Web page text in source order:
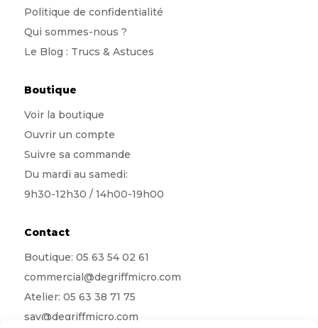
Politique de confidentialité
Qui sommes-nous ?
Le Blog : Trucs & Astuces
Boutique
Voir la boutique
Ouvrir un compte
Suivre sa commande
Du mardi au samedi:
9h30-12h30 / 14h00-19h00
Contact
Boutique: 05 63 54 02 61
commercial@degriffmicro.com
Atelier: 05 63 38 71 75
sav@degriffmicro.com